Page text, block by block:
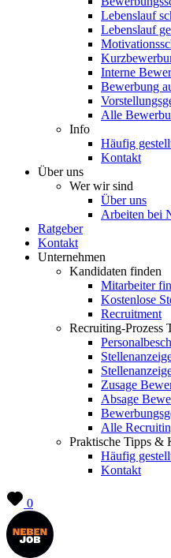
Lebenslauf
Lebenslauf
Interne
Bewerbung
Alle
Info
Häufig
Kontakt
Über uns
Wer wir sind
Über uns
Arbeiten bei
Ratgeber
Kontakt
Unternehmen
Kandidaten finden
Mitarbeiter
Kostenlose
Recruitment
Recruiting-Prozess
Zusage
Absage
Alle
Praktische Tipps &
Häufig
Kontakt
0